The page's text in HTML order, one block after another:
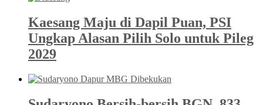
Kaesang Maju di Dapil Puan, PSI
Ungkap Alasan Pilih Solo untuk Pileg
2029